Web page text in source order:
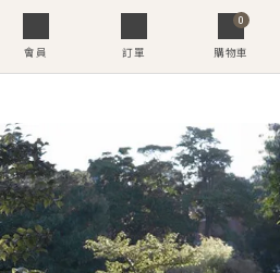
會員 訂單
0
購物車